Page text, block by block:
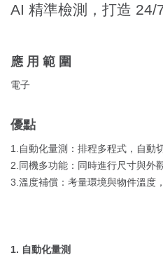
AI 精準檢測，打造 24/
應用範圍
電子
優點
1.自動化量測：排程多程式，自動
2.同機多功能：同時進行尺寸與外
3.溫度補償：考量環境與物件溫度
1. 自動化量測